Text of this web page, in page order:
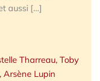
aussi […]
Tharreau, Toby
Arsène Lupin